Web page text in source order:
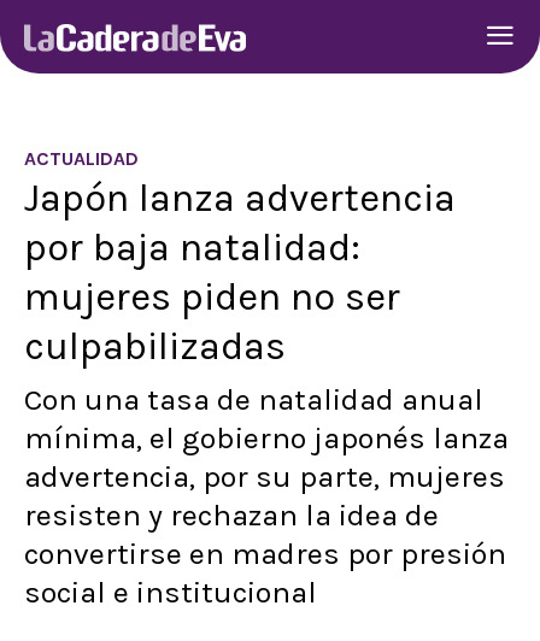
ACTUALIDAD
Japón lanza advertencia
por baja natalidad:
mujeres piden no ser
culpabilizadas
Con una tasa de natalidad anual
mínima, el gobierno japonés lanza
advertencia, por su parte, mujeres
resisten y rechazan la idea de
convertirse en madres por presión
social e institucional